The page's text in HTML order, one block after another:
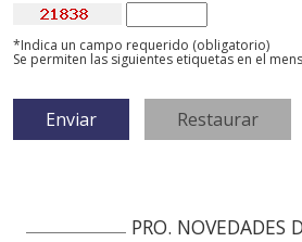
*Indica un campo requerido (obligatorio)
Se permiten las siguientes etiquetas en el
PRO. NOVEDADES